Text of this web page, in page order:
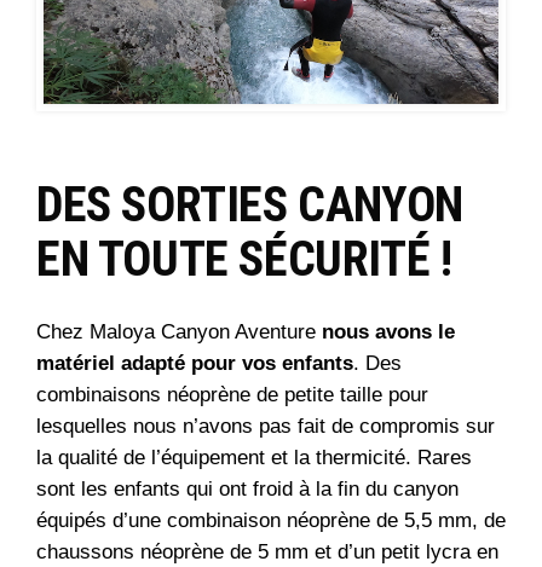
DES SORTIES CANYON
EN TOUTE SÉCURITÉ !
Chez Maloya Canyon Aventure nous avons le
matériel adapté pour vos enfants. Des
combinaisons néoprène de petite taille pour
lesquelles nous n’avons pas fait de compromis sur
la qualité de l’équipement et la thermicité. Rares
sont les enfants qui ont froid à la fin du canyon
équipés d’une combinaison néoprène de 5,5 mm, de
chaussons néoprène de 5 mm et d’un petit lycra en